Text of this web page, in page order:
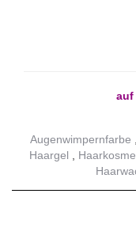
auf
Augenwimpernfarbe
Haargel